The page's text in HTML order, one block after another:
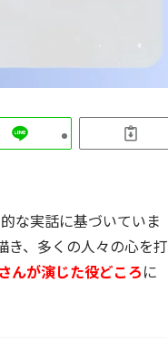
な実話に基づいていま
き、多くの人々の心を打
んが演じた役どころに